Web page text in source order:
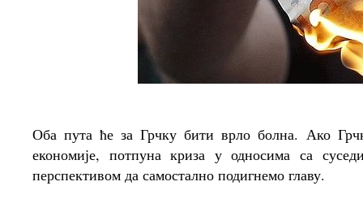
Оба пута ће за Грчку бити врло болна. Ако
економије, потпуна криза у односима са
перспективом да самостално подигнемо главу.